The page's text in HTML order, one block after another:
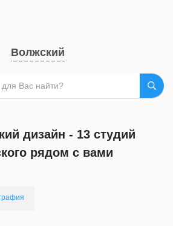
Волжский
дизайн - 13 студий
рядом с вами